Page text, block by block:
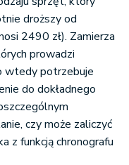
droższy od
2490 zł). Zamierza
prowadzi
wtedy potrzebuje
do dokładnego
czy może zaliczyć
z funkcją chronografu